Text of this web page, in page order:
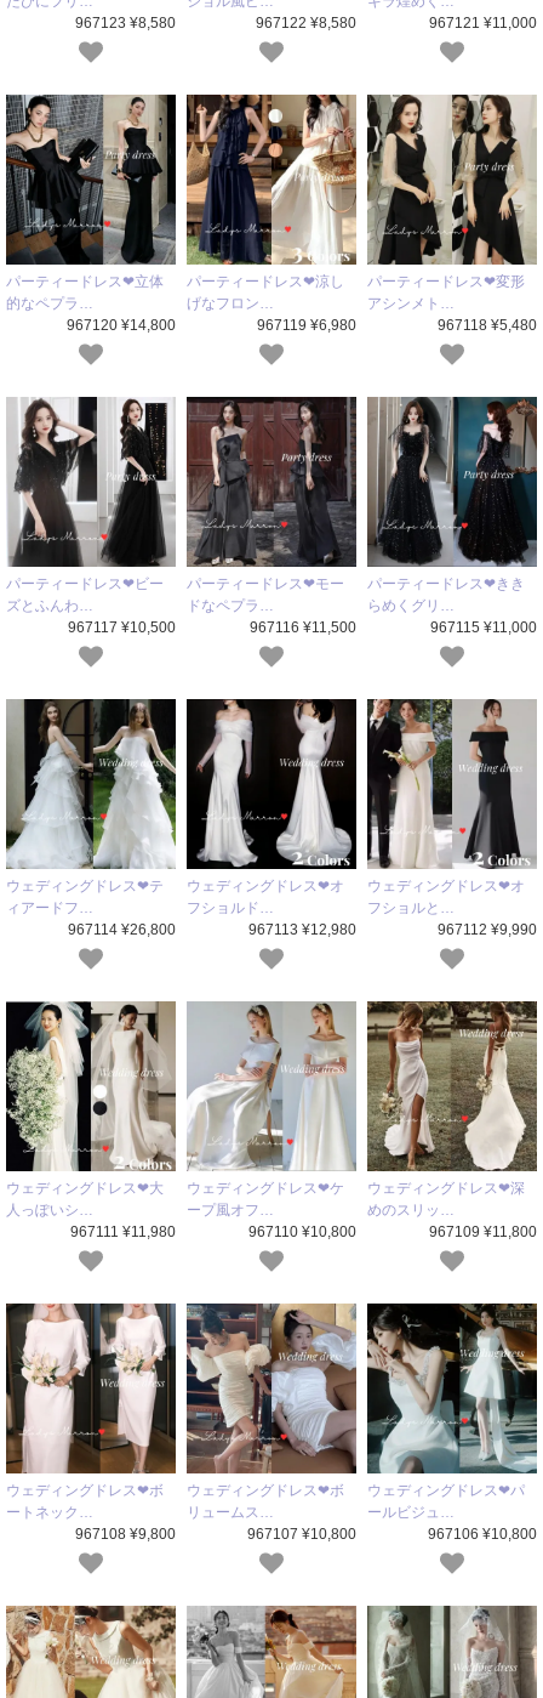
967123 ¥8,580
967122 ¥8,580
967121 ¥11,000
パーティードレス❤立体
的なペプラ…
967120 ¥14,800
パーティードレス❤涼し
げなフロン…
967119 ¥6,980
パーティードレス❤変形
アシンメト…
967118 ¥5,480
パーティードレス❤ビー
ズとふんわ…
967117 ¥10,500
パーティードレス❤モー
ドなペプラ…
967116 ¥11,500
パーティードレス❤きき
らめくグリ…
967115 ¥11,000
ウェディングドレス❤テ
ィアードフ…
967114 ¥26,800
ウェディングドレス❤オ
フショルド…
967113 ¥12,980
ウェディングドレス❤オ
フショルと…
967112 ¥9,990
ウェディングドレス❤大
人っぽいシ…
967111 ¥11,980
ウェディングドレス❤ケ
ープ風オフ…
967110 ¥10,800
ウェディングドレス❤深
めのスリッ…
967109 ¥11,800
ウェディングドレス❤ボ
ートネック…
967108 ¥9,800
ウェディングドレス❤ボ
リュームス…
967107 ¥10,800
ウェディングドレス❤パ
ールビジュ…
967106 ¥10,800